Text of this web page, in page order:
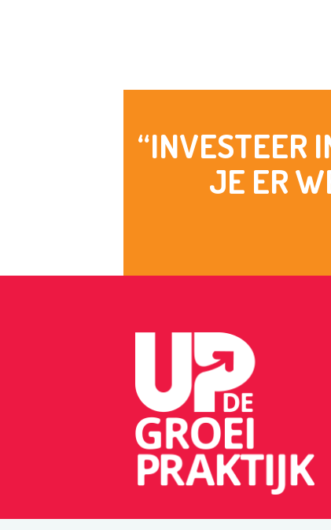
“INVESTEER
JE ER